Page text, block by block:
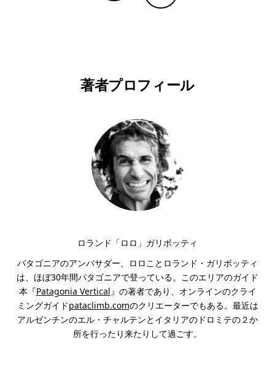
Copy Linkで共有する
著者プロフィール
ロランド「ロロ」ガリボッティ
パタゴニアのアンバサダー、ロロことロランド・ガリボッティ
は、ほぼ30年間パタゴニアで登っている。このエリアのガイド
本『Patagonia Vertical』の著者であり、オンラインのクライ
ミングガイドpataclimb.comのクリエーターでもある。最近は
アルゼンチンのエル・チャルテンとイタリアのドロミテの２か
所を行ったり来たりして過ごす。